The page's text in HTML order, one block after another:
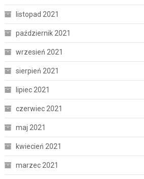
listopad 2021
październik 2021
wrzesień 2021
sierpień 2021
lipiec 2021
czerwiec 2021
maj 2021
kwiecień 2021
marzec 2021